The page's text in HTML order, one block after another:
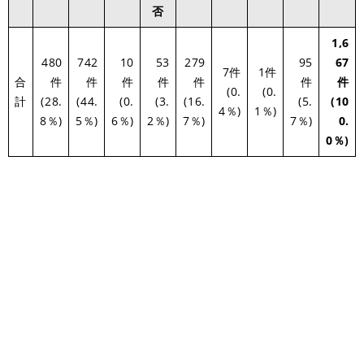
否
合
計
480
件
(28.
8％)
742
件
(44.
5％)
10
件
(0.
6％)
53
件
(3.
2％)
279
件
(16.
7％)
7件
(0.
4％)
1件
(0.
1％)
95
件
(5.
7％)
1,6
67
件
(10
0.
0％)